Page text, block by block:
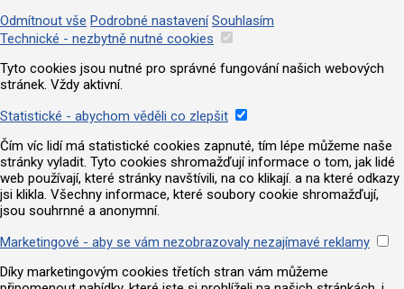
Odmítnout vše Podrobné nastavení Souhlasím
Technické - nezbytně nutné cookies
Tyto cookies jsou nutné pro správné fungování našich webových
stránek. Vždy aktivní.
Statistické - abychom věděli co zlepšit
Čím víc lidí má statistické cookies zapnuté, tím lépe můžeme naše
stránky vyladit. Tyto cookies shromažďují informace o tom, jak lidé
web používají, které stránky navštívili, na co klikají. a na které odkazy
jsi klikla. Všechny informace, které soubory cookie shromažďují,
jsou souhrnné a anonymní.
Marketingové - aby se vám nezobrazovaly nezajímavé reklamy
Díky marketingovým cookies třetích stran vám můžeme